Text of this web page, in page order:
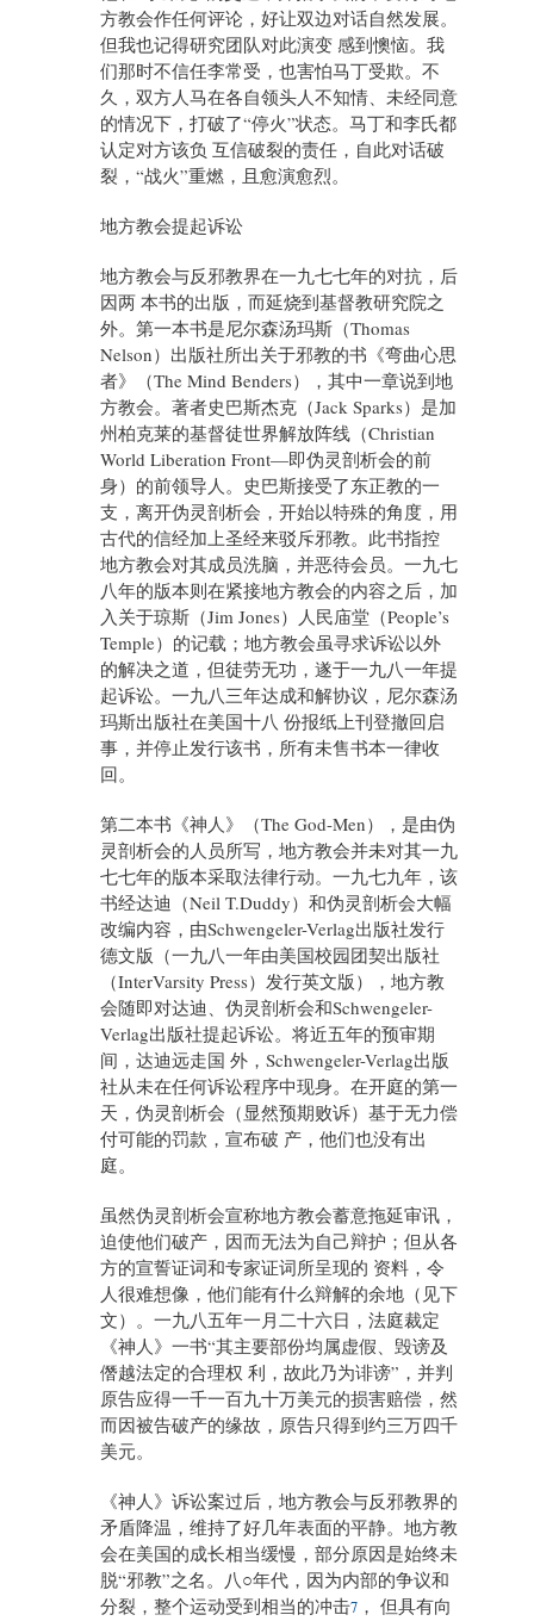
方教会作任何评论，好让双边对话自然发展。
但我也记得研究团队对此演变 感到懊恼。我
们那时不信任李常受，也害怕马丁受欺。不
久，双方人马在各自领头人不知情、未经同意
的情况下，打破了“停火”状态。马丁和李氏都
认定对方该负 互信破裂的责任，自此对话破
裂，“战火”重燃，且愈演愈烈。
地方教会提起诉讼
地方教会与反邪教界在一九七七年的对抗，后
因两 本书的出版，而延烧到基督教研究院之
外。第一本书是尼尔森汤玛斯（Thomas
Nelson）出版社所出关于邪教的书《弯曲心思
者》（The Mind Benders），其中一章说到地
方教会。著者史巴斯杰克（Jack Sparks）是加
州柏克莱的基督徒世界解放阵线（Christian
World Liberation Front—即伪灵剖析会的前
身）的前领导人。史巴斯接受了东正教的一
支，离开伪灵剖析会，开始以特殊的角度，用
古代的信经加上圣经来驳斥邪教。此书指控
地方教会对其成员洗脑，并恶待会员。一九七
八年的版本则在紧接地方教会的内容之后，加
入关于琼斯（Jim Jones）人民庙堂（People’s
Temple）的记载；地方教会虽寻求诉讼以外
的解决之道，但徒劳无功，遂于一九八一年提
起诉讼。一九八三年达成和解协议，尼尔森汤
玛斯出版社在美国十八 份报纸上刊登撤回启
事，并停止发行该书，所有未售书本一律收
回。
第二本书《神人》（The God-Men），是由伪
灵剖析会的人员所写，地方教会并未对其一九
七七年的版本采取法律行动。一九七九年，该
书经达迪（Neil T.Duddy）和伪灵剖析会大幅
改编内容，由Schwengeler-Verlag出版社发行
德文版（一九八一年由美国校园团契出版社
（InterVarsity Press）发行英文版），地方教
会随即对达迪、伪灵剖析会和Schwengeler-
Verlag出版社提起诉讼。将近五年的预审期
间，达迪远走国 外，Schwengeler-Verlag出版
社从未在任何诉讼程序中现身。在开庭的第一
天，伪灵剖析会（显然预期败诉）基于无力偿
付可能的罚款，宣布破 产，他们也没有出
庭。
虽然伪灵剖析会宣称地方教会蓄意拖延审讯，
迫使他们破产，因而无法为自己辩护；但从各
方的宣誓证词和专家证词所呈现的 资料，令
人很难想像，他们能有什么辩解的余地（见下
文）。一九八五年一月二十六日，法庭裁定
《神人》一书“其主要部份均属虚假、毁谤及
僭越法定的合理权 利，故此乃为诽谤”，并判
原告应得一千一百九十万美元的损害赔偿，然
而因被告破产的缘故，原告只得到约三万四千
美元。
《神人》诉讼案过后，地方教会与反邪教界的
矛盾降温，维持了好几年表面的平静。地方教
会在美国的成长相当缓慢，部分原因是始终未
脱“邪教”之名。八○年代，因为内部的争议和
分裂，整个运动受到相当的冲击7 ， 但具有向